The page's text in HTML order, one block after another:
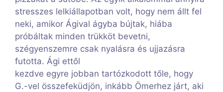
stresszes lelkiállapotban volt, hogy nem állt fel
neki, amikor Ágival ágyba bújtak, hiába
próbáltak minden trükköt bevetni,
szégyenszemre csak nyalásra és ujjazásra
futotta. Ági ettől
kezdve egyre jobban tartózkodott tőle, hogy
G.-vel összefeküdjön, inkább Ömerhez járt, aki